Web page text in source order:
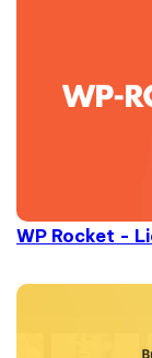
WP Rocket -